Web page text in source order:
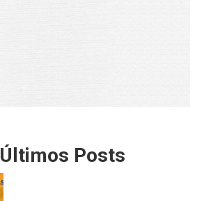
Últimos Posts